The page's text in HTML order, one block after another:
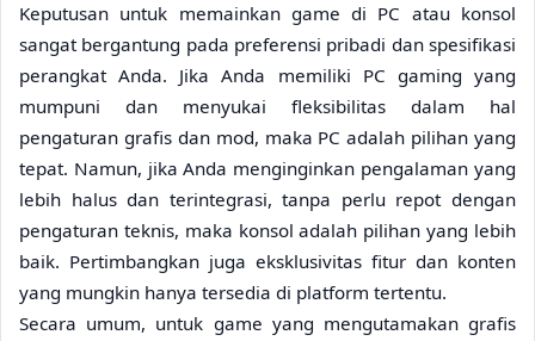
Keputusan untuk memainkan game di PC atau konsol
sangat bergantung pada preferensi pribadi dan spesifikasi
perangkat Anda. Jika Anda memiliki PC gaming yang
mumpuni dan menyukai fleksibilitas dalam hal
pengaturan grafis dan mod, maka PC adalah pilihan yang
tepat. Namun, jika Anda menginginkan pengalaman yang
lebih halus dan terintegrasi, tanpa perlu repot dengan
pengaturan teknis, maka konsol adalah pilihan yang lebih
baik. Pertimbangkan juga eksklusivitas fitur dan konten
yang mungkin hanya tersedia di platform tertentu.
Secara umum, untuk game yang mengutamakan grafis